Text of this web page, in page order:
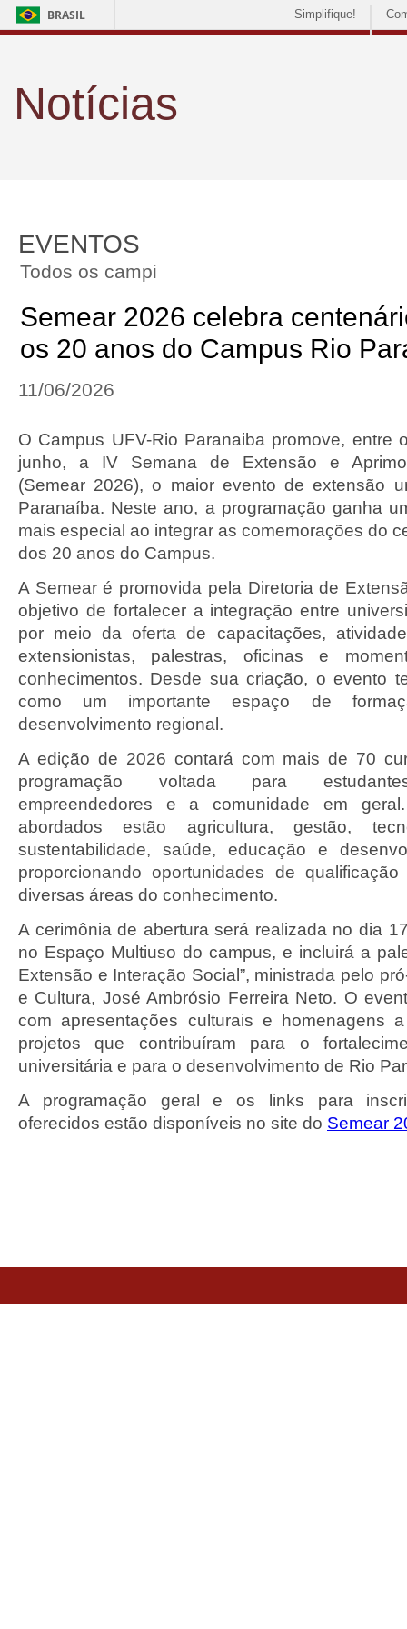
BRASIL Simplifique!
Notícias
EVENTOS
Todos os campi
Semear 2026 celebra
os 20 anos do Campus Rio
11/06/2026
O Campus UFV-Rio Paranaiba promove, entre
junho, a IV Semana de Extensão e
(Semear 2026), o maior evento de extensão
Paranaíba. Neste ano, a programação ganha
mais especial ao integrar as comemorações do
dos 20 anos do Campus.
A Semear é promovida pela Diretoria de
objetivo de fortalecer a integração entre
por meio da oferta de capacitações,
extensionistas, palestras, oficinas e
conhecimentos. Desde sua criação, o evento
como um importante espaço de
desenvolvimento regional.
A edição de 2026 contará com mais de 70
programação voltada para
empreendedores e a comunidade em
abordados estão agricultura, gestão,
sustentabilidade, saúde, educação e
proporcionando oportunidades de
diversas áreas do conhecimento.
A cerimônia de abertura será realizada no dia
no Espaço Multiuso do campus, e incluirá a
Extensão e Interação Social”, ministrada pelo
e Cultura, José Ambrósio Ferreira Neto. O
com apresentações culturais e homenagens
projetos que contribuíram para o
universitária e para o desenvolvimento de Rio
A programação geral e os links para
oferecidos estão disponíveis no site do Semear